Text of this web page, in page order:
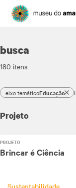
busca
180 itens
eixo temáticoEducação
Projeto
PROJETO
Brincar é Ciência